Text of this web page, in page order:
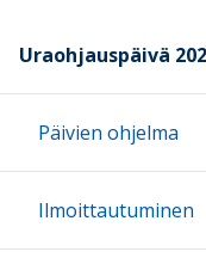
Uraohjauspäivä
Päivien ohjelma
Ilmoittautuminen